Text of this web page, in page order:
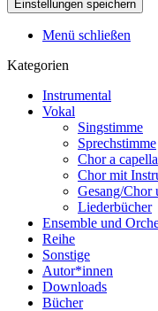
Menü schließen
Kategorien
Instrumental
Vokal
Singstimme
Sprechstimme
Chor a capella
Chor mit
Gesang/Chor
Liederbücher
Ensemble und
Reihe
Sonstige
Autor*innen
Downloads
Bücher